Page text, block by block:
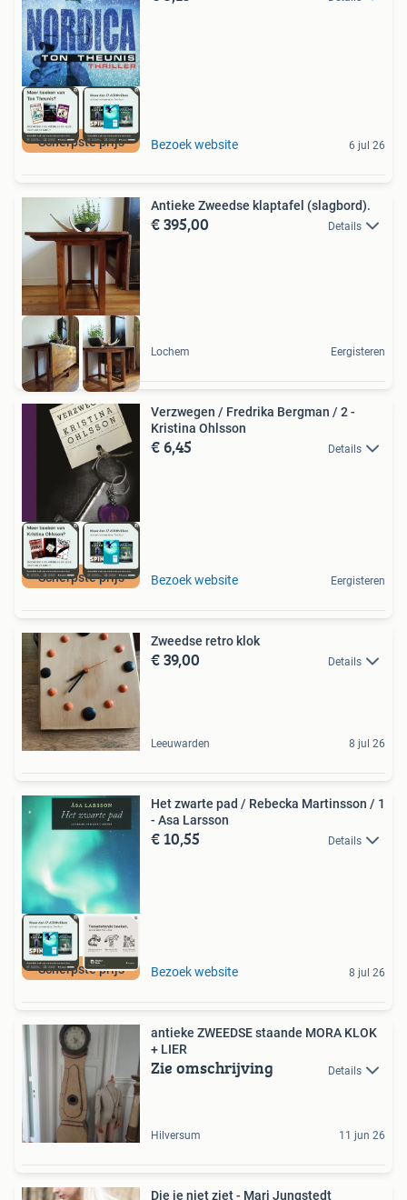
Scherpste prijs Bezoek website 6 jul 26
Antieke Zweedse klaptafel (slagbord).
€ 395,00 Details
Lochem Eergisteren
Scherpste prijs
Verzwegen / Fredrika Bergman / 2 -
Kristina Ohlsson
€ 6,45 Details
Bezoek website Eergisteren
Zweedse retro klok
€ 39,00 Details
Leeuwarden 8 jul 26
Scherpste prijs
Het zwarte pad / Rebecka Martinsson / 1
- Asa Larsson
€ 10,55 Details
Bezoek website 8 jul 26
antieke ZWEEDSE staande MORA KLOK
+ LIER
Zie omschrijving Details
Hilversum 11 jun 26
Die je niet ziet - Mari Jungstedt